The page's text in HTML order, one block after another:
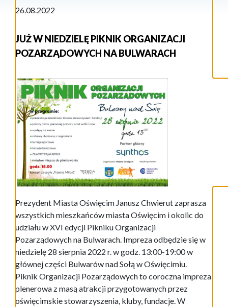
26.08.2022
JUŻ W NIEDZIELĘ PIKNIK ORGANIZACJI
POZARZĄDOWYCH NA BULWARACH
Prezydent Miasta Oświęcim Janusz Chwierut zaprasza
wszystkich mieszkańców miasta Oświęcim i okolic do
udziału w XVI edycji Pikniku Organizacji
Pozarządowych na Bulwarach. Impreza odbędzie się w
niedzielę 28 sierpnia 2022 r. w godz. 13:00-19:00 w
głównej części Bulwarów nad Sołą w Oświęcimiu.
Piknik Organizacji Pozarządowych to coroczna impreza
plenerowa z masą atrakcji przygotowanych przez
oświęcimskie stowarzyszenia, kluby, fundacje. W